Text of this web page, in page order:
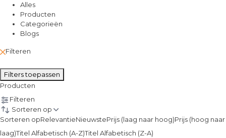
Alles
Producten
Categorieën
Blogs
Filteren
Filters toepassen
Producten
Filteren
Sorteren op
Sorteren opRelevantieNieuwstePrijs (laag naar hoog)Prijs (hoog naar
laag)Titel Alfabetisch (A-Z)Titel Alfabetisch (Z-A)